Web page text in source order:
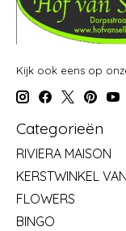
Kijk ook eens op
Categorieën
RIVIERA MAISON
KERSTWINKEL
FLOWERS
BINGO